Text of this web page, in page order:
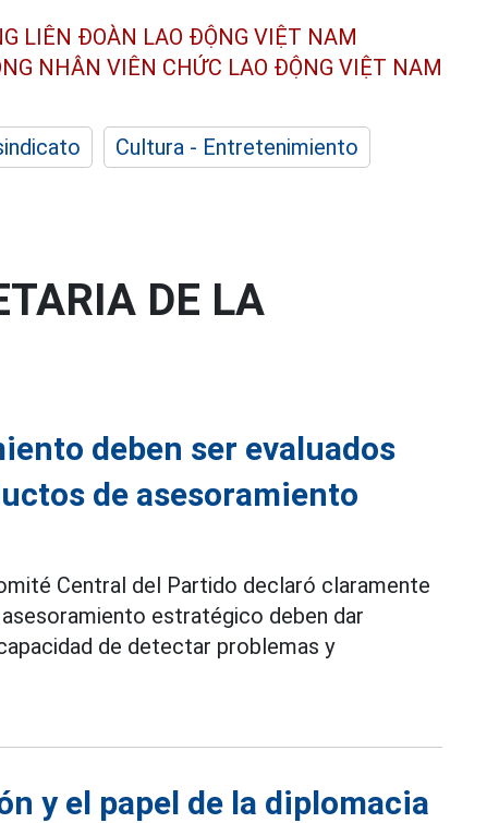
LIÊN ĐOÀN LAO ĐỘNG VIỆT NAM
NHÂN VIÊN CHỨC LAO ĐỘNG VIỆT NAM
Cultura - Entretenimiento
DE LA
deben ser evaluados
de asesoramiento
Central del Partido declaró claramente
estratégico deben dar
de detectar problemas y
y el papel de la diplomacia